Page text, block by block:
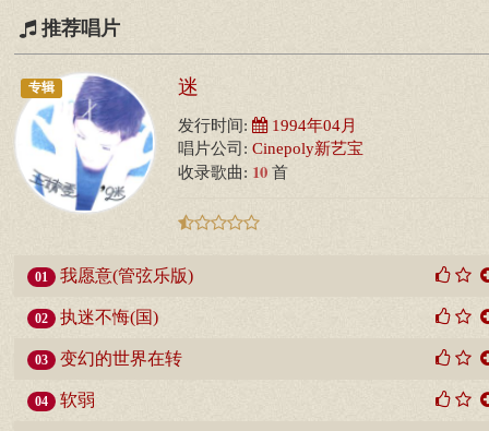
推荐唱片
专辑 迷
发行时间: 1994年04月
唱片公司: Cinepoly新艺宝
收录歌曲: 10 首
01 我愿意(管弦乐版)
02 执迷不悔(国)
03 变幻的世界在转
04 软弱